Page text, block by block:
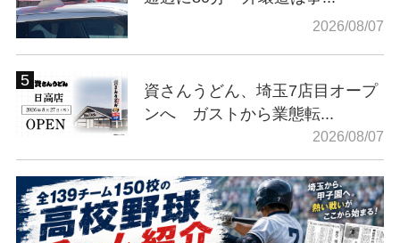
2026/08/07
資さんうどん、埼玉7店目オープ
ンへ ガストから業態転...
2026/08/07